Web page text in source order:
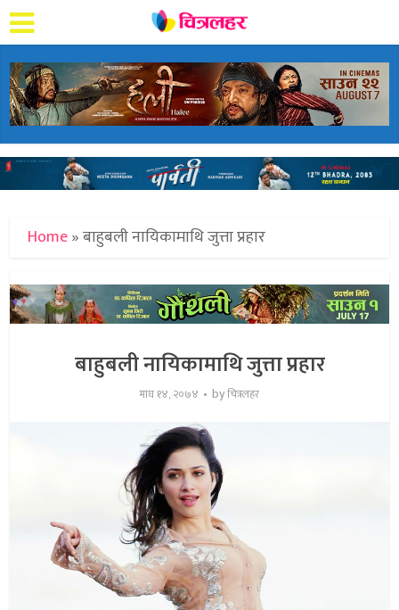
Home»बाहुबली नायिकामाथि जुत्ता प्रहार
बाहुबली नायिकामाथि जुत्ता प्रहार
माघ १४, २०७४ byचित्रलहर